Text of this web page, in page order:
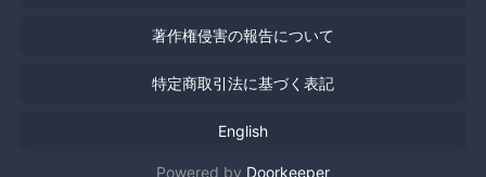
著作権侵害の報告について
特定商取引法に基づく表記
English
Powered by Doorkeeper